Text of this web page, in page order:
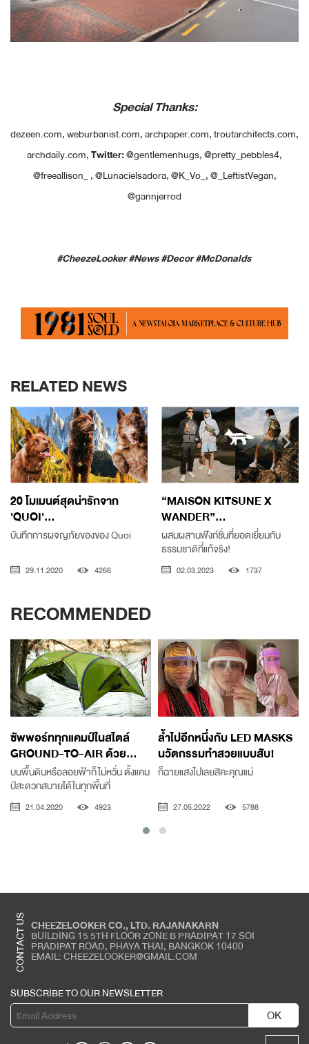
Special Thanks:
dezeen.com, weburbanist.com, archpaper.com, troutarchitects.com,
archdaily.com,Twitter:@gentlemenhugs, @pretty_pebbles4,
@freeallison_ , @Lunacielsadora, @K_Vo_, @_LeftistVegan,
@gannjerrod
#CheezeLooker #News #Decor #McDonalds
RELATED NEWS
20 โมเมนต์สุดน่ารักจาก
'QUOI'...
บันทึกการผจญภัยของของ Quoi
29.11.2020 4266
“MAISON KITSUNE X
WANDER”...
ผสมผสานฟังก์ชั่นที่ยอดเยี่ยมกับ
ธรรมชาติที่แท้จริง!
02.03.2023 1737
RECOMMENDED
ซัพพอร์ททุกแคมป์ในสไตล์
GROUND-TO-AIR ด้วย...
บนพื้นดินหรือลอยฟ้าก็ไม่หวั่น ตั้งแคม
ป์สะดวกสบายได้ในทุกพื้นที่
21.04.2020 4923
ล้ำไปอีกหนึ่งกับ LED MASKS
นวัตกรรมทำสวยแบบสับ!
ก็ฉายแสงไปเลยสิคะคุณแม่
27.05.2022 5788
CONTACT US CHEEZELOOKER CO., LTD. RAJANAKARN
BUILDING 15 5TH FLOOR ZONE B PRADIPAT 17 SOI
PRADIPAT ROAD, PHAYA THAI, BANGKOK 10400
EMAIL: CHEEZELOOKER@GMAIL.COM
SUBSCRIBE TO OUR NEWSLETTER
OK